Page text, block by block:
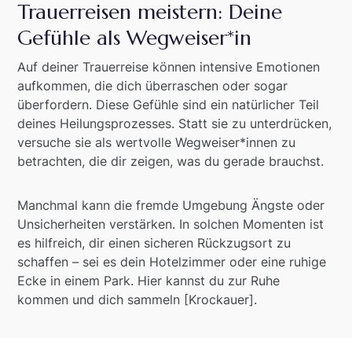
Trauerreisen meistern: Deine
Gefühle als Wegweiser*in
Auf deiner Trauerreise können intensive Emotionen
aufkommen, die dich überraschen oder sogar
überfordern. Diese Gefühle sind ein natürlicher Teil
deines Heilungsprozesses. Statt sie zu unterdrücken,
versuche sie als wertvolle Wegweiser*innen zu
betrachten, die dir zeigen, was du gerade brauchst.
Manchmal kann die fremde Umgebung Ängste oder
Unsicherheiten verstärken. In solchen Momenten ist
es hilfreich, dir einen sicheren Rückzugsort zu
schaffen – sei es dein Hotelzimmer oder eine ruhige
Ecke in einem Park. Hier kannst du zur Ruhe
kommen und dich sammeln [Krockauer].